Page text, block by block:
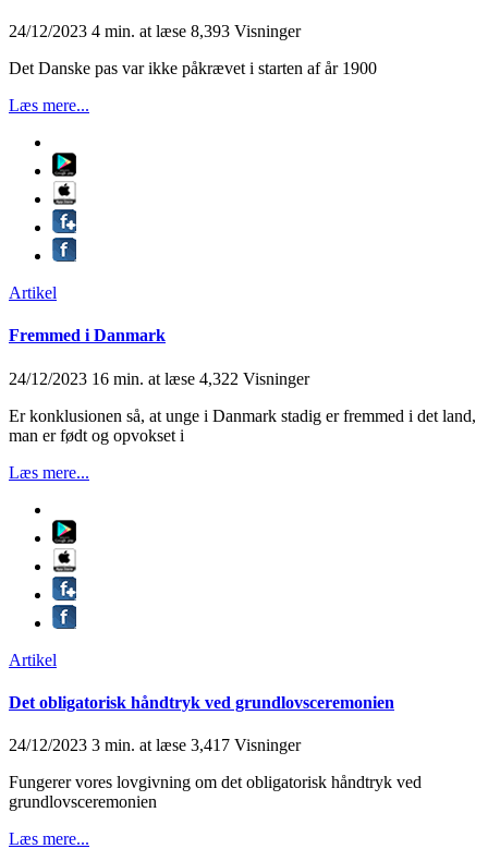
24/12/2023 4 min. at læse 8,393 Visninger
Det Danske pas var ikke påkrævet i starten af år 1900
Læs mere...
Artikel
Fremmed i Danmark
24/12/2023 16 min. at læse 4,322 Visninger
Er konklusionen så, at unge i Danmark stadig er fremmed i det land,
man er født og opvokset i
Læs mere...
Artikel
Det obligatorisk håndtryk ved grundlovsceremonien
24/12/2023 3 min. at læse 3,417 Visninger
Fungerer vores lovgivning om det obligatorisk håndtryk ved
grundlovsceremonien
Læs mere...